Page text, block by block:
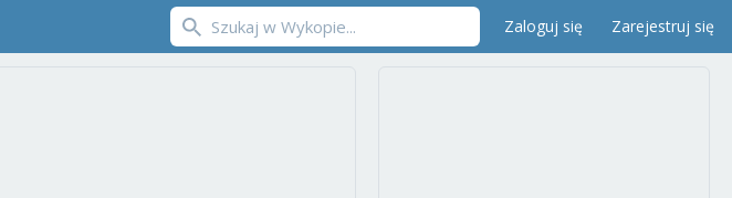
Zaloguj się Zarejestruj się